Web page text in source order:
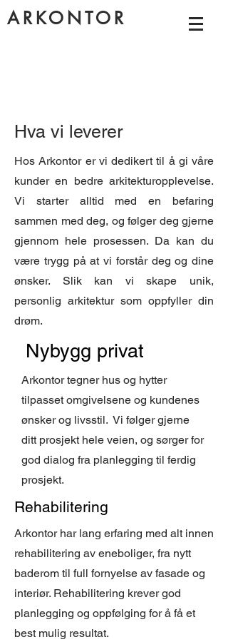
ARKONTOR
Hva vi leverer
Hos Arkontor er vi dedikert til å gi våre
kunder en bedre arkitekturopplevelse.
Vi starter alltid med en befaring
sammen med deg, og følger deg gjerne
gjennom hele prosessen. Da kan du
være trygg på at vi forstår deg og dine
ønsker. Slik kan vi skape unik,
personlig arkitektur som oppfyller din
drøm.
Nybygg privat
Arkontor tegner hus og hytter
tilpasset omgivelsene og kundenes
ønsker og livsstil. Vi følger gjerne
ditt prosjekt hele veien, og sørger for
god dialog fra planlegging til ferdig
prosjekt.
Rehabilitering
Arkontor har lang erfaring med alt innen
rehabilitering av eneboliger, fra nytt
baderom til full fornyelse av fasade og
interiør. Rehabilitering krever god
planlegging og oppfølging for å få et
best mulig resultat.